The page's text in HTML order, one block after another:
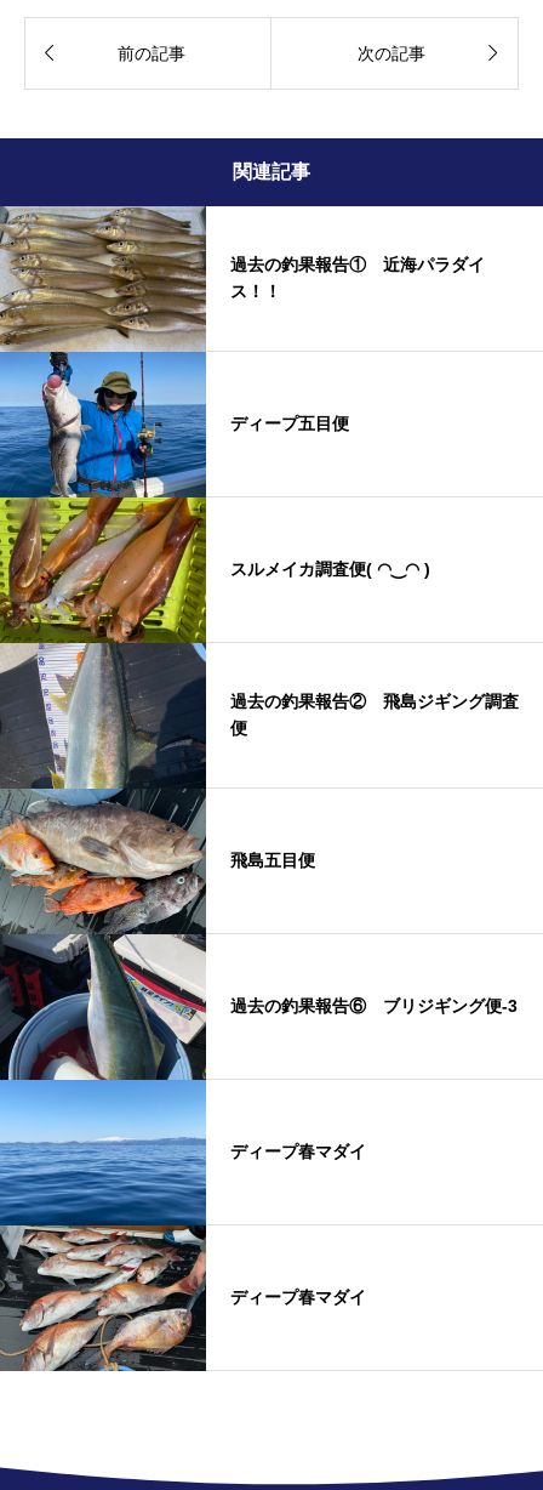
 前の記事 次の記事 
関連記事
過去の釣果報告① 近海パラダイ
ス！！
ディープ五目便
スルメイカ調査便( ◠‿◠ )
過去の釣果報告② 飛島ジギング調査
便
飛島五目便
過去の釣果報告⑥ ブリジギング便-3
ディープ春マダイ
ディープ春マダイ